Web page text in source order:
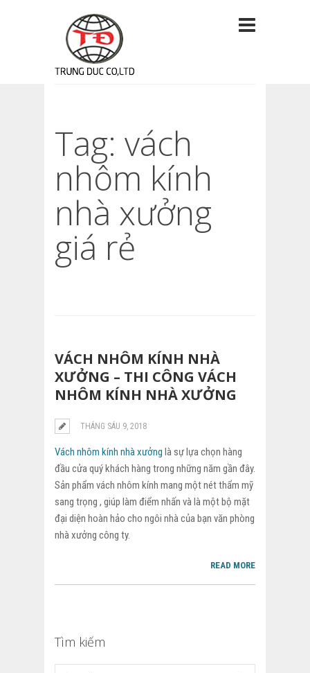
Tag: vách
nhôm kính
nhà xưởng
giá rẻ
VÁCH NHÔM KÍNH NHÀ
XƯỞNG – THI CÔNG VÁCH
NHÔM KÍNH NHÀ XƯỞNG
THÁNG SÁU 9, 2018
Vách nhôm kính nhà xưởng là sự lựa chọn hàng
đầu cửa quý khách hàng trong những năm gần đây.
Sản phẩm vách nhôm kính mang một nét thẩm mỹ
sang trọng , giúp làm điểm nhấn và là một bộ mặt
đại diện hoàn hảo cho ngôi nhà của bạn văn phòng
nhà xưởng công ty.
READ MORE
Tìm kiếm